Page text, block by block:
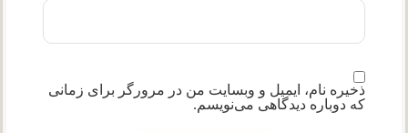
ذخیره نام، ایمیل و وبسایت من در مرورگر برای زمانی
که دوباره دیدگاهی می‌نویسم.